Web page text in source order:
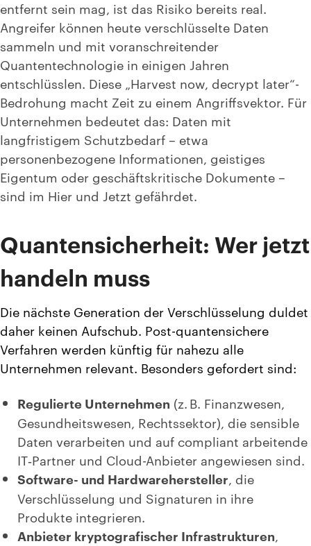
entfernt sein mag, ist das Risiko bereits real.
Angreifer können heute verschlüsselte Daten
sammeln und mit voranschreitender
Quantentechnologie in einigen Jahren
entschlüsslen. Diese „Harvest now, decrypt later“-
Bedrohung macht Zeit zu einem Angriffsvektor. Für
Unternehmen bedeutet das: Daten mit
langfristigem Schutzbedarf – etwa
personenbezogene Informationen, geistiges
Eigentum oder geschäftskritische Dokumente –
sind im Hier und Jetzt gefährdet.
Quantensicherheit: Wer jetzt
handeln muss
Die nächste Generation der Verschlüsselung duldet
daher keinen Aufschub. Post-quantensichere
Verfahren werden künftig für nahezu alle
Unternehmen relevant. Besonders gefordert sind:
Regulierte Unternehmen (z. B. Finanzwesen,
Gesundheitswesen, Rechtssektor), die sensible
Daten verarbeiten und auf compliant arbeitende
IT‑Partner und Cloud-Anbieter angewiesen sind.
Software- und Hardwarehersteller, die
Verschlüsselung und Signaturen in ihre
Produkte integrieren.
Anbieter kryptografischer Infrastrukturen,